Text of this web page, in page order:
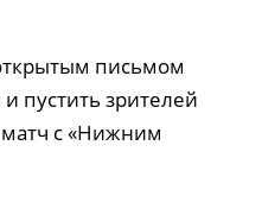
письмом
пустить зрителей
с «Нижним